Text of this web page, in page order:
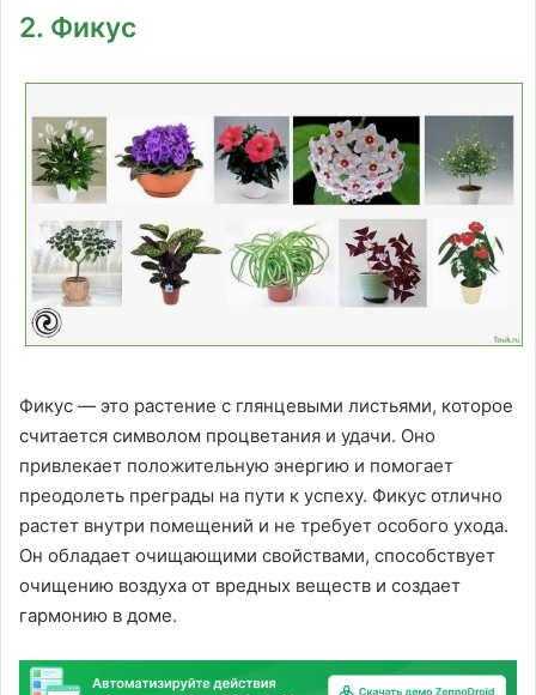
2. Фикус
Фикус — это растение с глянцевыми листьями, которое
считается символом процветания и удачи. Оно
привлекает положительную энергию и помогает
преодолеть преграды на пути к успеху. Фикус отлично
растет внутри помещений и не требует особого ухода.
Он обладает очищающими свойствами, способствует
очищению воздуха от вредных веществ и создает
гармонию в доме.